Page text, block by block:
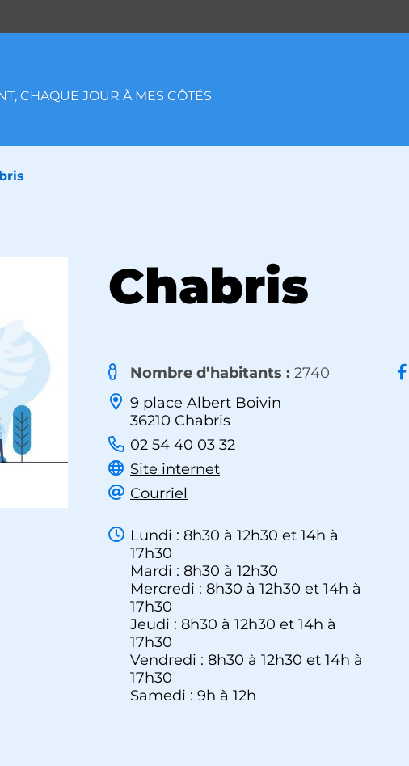
CHAQUE JOUR À MES CÔTÉS
Chabris
Nombre d’habitants : 2740
9 place Albert Boivin
36210 Chabris
02 54 40 03 32
Site internet
Courriel
Lundi : 8h30 à 12h30 et 14h à
17h30
Mardi : 8h30 à 12h30
Mercredi : 8h30 à 12h30 et 14h à
17h30
Jeudi : 8h30 à 12h30 et 14h à
17h30
Vendredi : 8h30 à 12h30 et 14h à
17h30
Samedi : 9h à 12h